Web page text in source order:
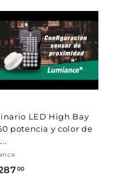
LED High Bay
potencia y color de
00